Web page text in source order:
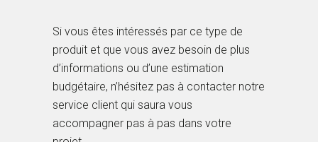
Si vous êtes intéressés par ce type de
produit et que vous avez besoin de plus
d’informations ou d’une estimation
budgétaire, n’hésitez pas à contacter notre
service client qui saura vous
accompagner pas à pas dans votre